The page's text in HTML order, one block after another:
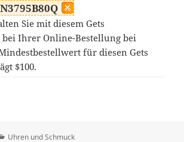
Sie mit diesem Gets
bei Ihrer Online-Bestellung bei
für diesen Gets
$100.
Kategorien
Uhren und Schmuck